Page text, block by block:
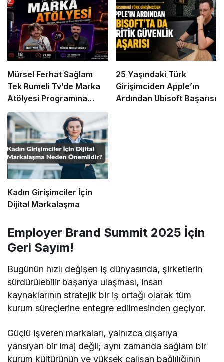
Mürsel Ferhat Sağlam
Tek Rumeli Tv’de Marka
Atölyesi Programına
Konuk Oldu
25 Yaşındaki Türk
Girişimciden Apple’ın
Ardından Ubisoft Başarısı
Kadın Girişimciler İçin
Dijital Markalaşma
Employer Brand Summit 2025 İçin
Geri Sayım!
Bugünün hızlı değişen iş dünyasında, şirketlerin
sürdürülebilir başarıya ulaşması, insan
kaynaklarının stratejik bir iş ortağı olarak tüm
kurum süreçlerine entegre edilmesinden geçiyor.
Güçlü işveren markaları, yalnızca dışarıya
yansıyan bir imaj değil; aynı zamanda sağlam bir
kurum kültürünün ve yüksek çalışan bağlılığının